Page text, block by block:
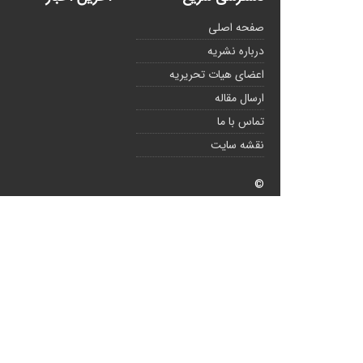
صفحه اصلی
درباره نشریه
اعضای هیات تحریریه
ارسال مقاله
تماس با ما
نقشه سایت
©